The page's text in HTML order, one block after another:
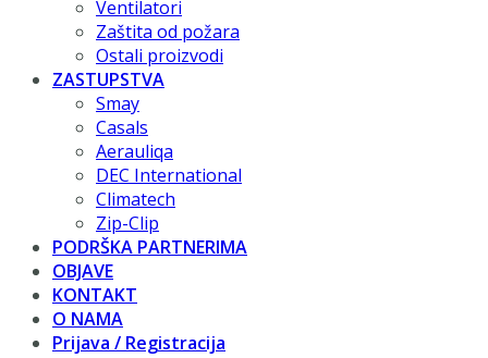
Ventilatori
Zaštita od požara
Ostali proizvodi
ZASTUPSTVA
Smay
Casals
Aerauliqa
DEC International
Climatech
Zip-Clip
PODRŠKA PARTNERIMA
OBJAVE
KONTAKT
O NAMA
Prijava / Registracija